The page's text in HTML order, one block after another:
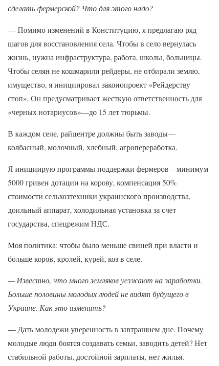
сделать фермерской? Что для этого надо?
— Помимо изменений в Конституцию, я предлагаю ряд
шагов для восстановления села. Чтобы в село вернулась
жизнь, нужна инфраструктура, работа, школы, больницы.
Чтобы селян не кошмарили рейдеры, не отбирали землю,
имущество, я инициировал законопроект «Рейдерству
стоп». Он предусматривает жесткую ответственность для
«черных нотариусов»—до 15 лет тюрьмы.
В каждом селе, райцентре должны быть заводы—
колбасный, молочный, хлебный, агропереработка.
Я инициирую программы поддержки фермеров—минимум
5000 гривен дотации на корову, компенсация 50%
стоимости сельхозтехники украинского производства,
доильный аппарат, холодильная установка за счет
государства, спецрежим НДС.
Моя политика: чтобы было меньше свиней при власти и
больше коров, кролей, курей, коз в селе.
— Известно, что много земляков уезжают на заработки.
Больше половины молодых людей не видят будущего в
Украине. Как это изменить?
— Дать молодежи уверенность в завтрашнем дне. Почему
молодые люди боятся создавать семьи, заводить детей? Нет
стабильной работы, достойной зарплаты, нет жилья.